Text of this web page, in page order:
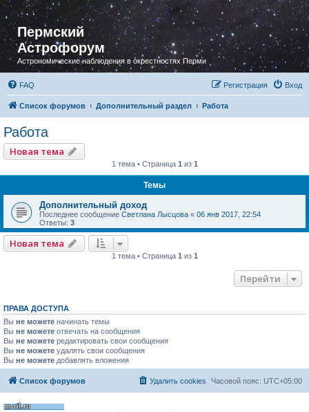
Пермский
Астрофорум
Астрономические наблюдения в окрестностях Перми
FAQ Вход
Регистрация
Список форумов Дополнительный раздел Работа
Работа
Новая тема
1 тема • Страница 1 из 1
Темы
Дополнительный доход
Последнее сообщение Светлана Лысцова « 06 янв 2017, 22:54
Ответы: 3
Новая тема
1 тема • Страница 1 из 1
Перейти
ПРАВА ДОСТУПА
Вы не можете начинать темы
Вы не можете отвечать на сообщения
Вы не можете редактировать свои сообщения
Вы не можете удалять свои сообщения
Вы не можете добавлять вложения
Список форумов Часовой пояс: UTC+05:00
Удалить cookies